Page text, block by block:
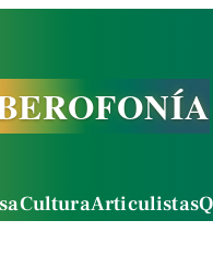
CulturaArticulistas